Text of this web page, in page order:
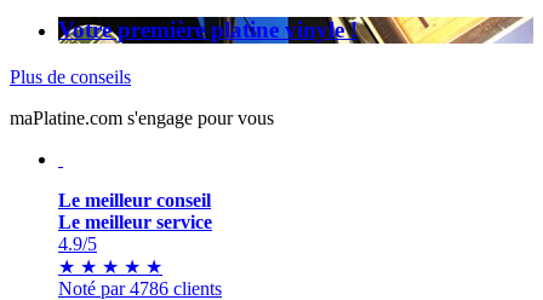
Votre première platine vinyle !
Plus de conseils
maPlatine.com s'engage pour vous
Le meilleur conseil
Le meilleur service
4.9/5
★ ★ ★ ★ ★
Noté par 4786 clients